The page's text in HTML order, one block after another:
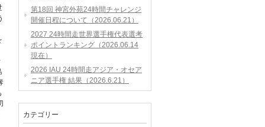
第18回 神宮外苑24時間チャレンジ
開催日程について（2026.06.21）
2027 24時間走世界選手権代表選考
ポイントランキング（2026.06.14
現在）
2026 IAU 24時間走アジア・オセア
ニア選手権 結果（2026.6.21）
カテゴリー